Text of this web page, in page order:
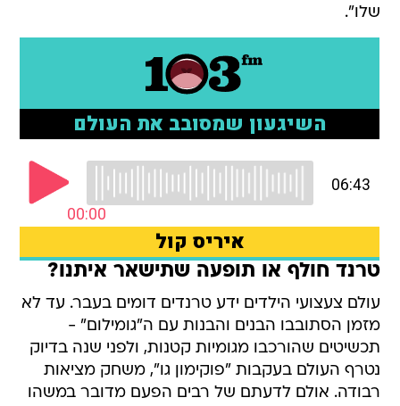
שלו".
טרנד חולף או תופעה שתישאר איתנו?
עולם צעצועי הילדים ידע טרנדים דומים בעבר. עד לא
מזמן הסתובבו הבנים והבנות עם ה"גומילום" -
תכשיטים שהורכבו מגומיות קטנות, ולפני שנה בדיוק
נטרף העולם בעקבות "פוקימון גו", משחק מציאות
רבודה. אולם לדעתם של רבים הפעם מדובר במשהו